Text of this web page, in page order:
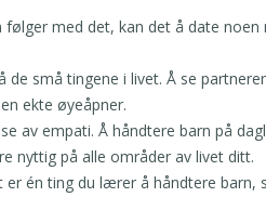
med det, kan det å date
små tingene i livet. Å se
ekte øyeåpner.
av empati. Å håndtere barn på
nyttig på alle områder av livet ditt.
er én ting du lærer å håndtere